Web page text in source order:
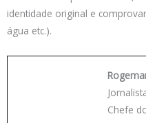
identidade original e
água etc.).
Chefe